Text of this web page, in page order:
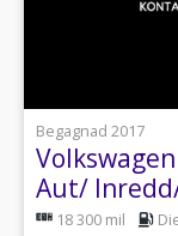
Begagnad 2017
Aut/
18 300 mil